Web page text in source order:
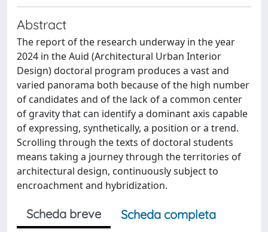
Abstract
The report of the research underway in the year
2024 in the Auid (Architectural Urban Interior
Design) doctoral program produces a vast and
varied panorama both because of the high number
of candidates and of the lack of a common center
of gravity that can identify a dominant axis capable
of expressing, synthetically, a position or a trend.
Scrolling through the texts of doctoral students
means taking a journey through the territories of
architectural design, continuously subject to
encroachment and hybridization.
Scheda breve
Scheda completa